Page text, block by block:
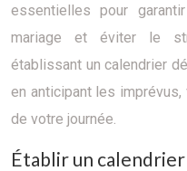
essentielles pour
mariage et éviter le
établissant un calendrier
en anticipant les
de votre journée.
Établir un